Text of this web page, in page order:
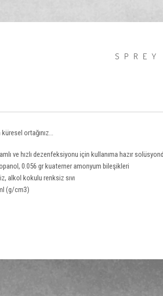
ortağınız...
ve hızlı dezenfeksiyonu için kullanıma hazır
0.056 gr kuaterner amonyum bileşikleri
alkol kokulu renksiz sıvı
(g/cm3)